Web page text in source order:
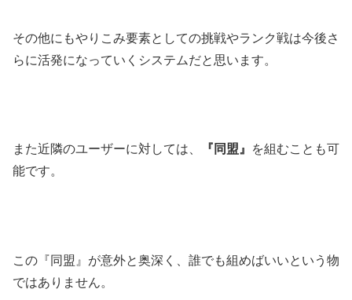
その他にもやりこみ要素としての挑戦やランク戦は今後さ
らに活発になっていくシステムだと思います。
また近隣のユーザーに対しては、 『同盟』
を組むことも可
能です。
この『同盟』が意外と奥深く、誰でも組めばいいという物
ではありません。